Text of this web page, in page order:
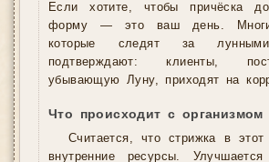
Если хотите, чтобы причёска
форму — это ваш день.
которые следят за лунными
подтверждают: клиенты,
убывающую Луну, приходят на
Что происходит с организмом
Считается, что стрижка в этот
внутренние ресурсы. Улучшается